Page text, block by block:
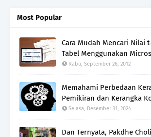
Most Popular
Cara Mudah Mencari Nilai
Tabel Menggunakan
Rabu, September 26, 2012
Memahami Perbedaan
Pemikiran dan Kerangka
Selasa, Desember 31, 2024
Dan Ternyata, Pakdhe